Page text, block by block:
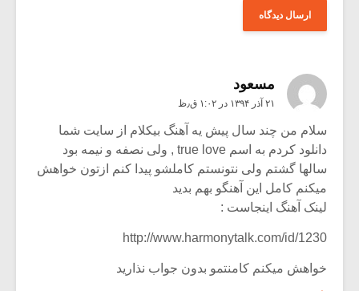
مسعود
۲۱ آذر ۱۳۹۴ در ۱:۰۲ ق٫ظ
سلام من چند سال پیش یه آهنگ بیکلام از سایت شما
دانلود کردم به اسم true love , ولی نصفه و نیمه بود
سالها گشتم ولی نتونستم کاملشو پیدا کنم ازتون خواهش
میکنم کامل این آهنگو بهم بدید
لینک آهنگ اینجاست :
http://www.harmonytalk.com/id/1230
خواهش میکنم کامنتمو بدون جواب نذارید